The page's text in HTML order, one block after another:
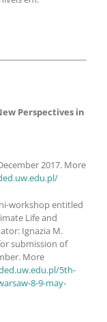
Perspectives in
2017. More
workshop entitled
Life and
Ignazia M.
submission of
More
5th-
8-9-may-